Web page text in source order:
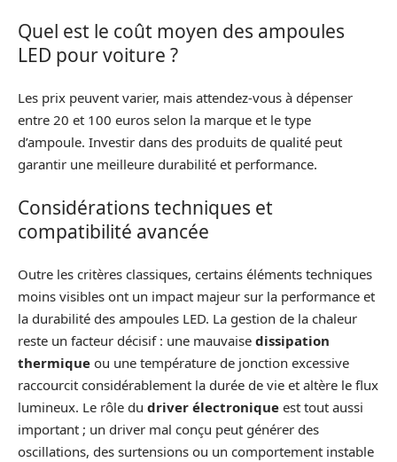
Quel est le coût moyen des ampoules
LED pour voiture ?
Les prix peuvent varier, mais attendez-vous à dépenser
entre 20 et 100 euros selon la marque et le type
d’ampoule. Investir dans des produits de qualité peut
garantir une meilleure durabilité et performance.
Considérations techniques et
compatibilité avancée
Outre les critères classiques, certains éléments techniques
moins visibles ont un impact majeur sur la performance et
la durabilité des ampoules LED. La gestion de la chaleur
reste un facteur décisif : une mauvaise dissipation
thermique ou une température de jonction excessive
raccourcit considérablement la durée de vie et altère le flux
lumineux. Le rôle du driver électronique est tout aussi
important ; un driver mal conçu peut générer des
oscillations, des surtensions ou un comportement instable